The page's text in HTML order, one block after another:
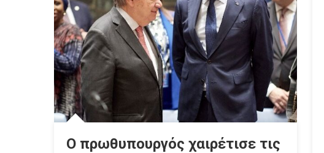
Ο πρωθυπουργός χαιρέτισε τις